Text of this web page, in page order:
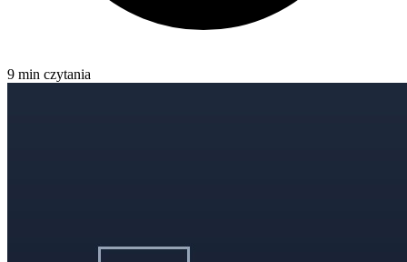
9 min czytania